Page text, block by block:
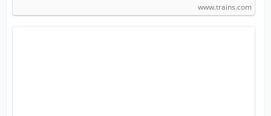
www.trains.com